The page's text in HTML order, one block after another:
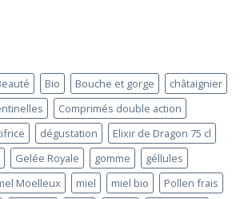
Bio Bouche et gorge
châtaignier
Comprimés double action
dégustation
Elixir de Dragon 75 cl
Gelée Royale gomme
géllules
Moelleux miel miel bio
Pollen frais